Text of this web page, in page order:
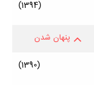
(1394)
پنهان شدن
(1390)